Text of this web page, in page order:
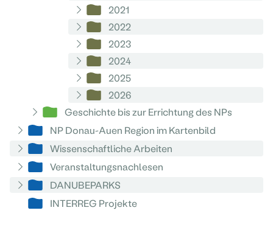
2021
2022
2023
2024
2025
2026
Geschichte bis zur Errichtung des NPs
NP Donau-Auen Region im Kartenbild
Wissenschaftliche Arbeiten
Veranstaltungsnachlesen
DANUBEPARKS
INTERREG Projekte